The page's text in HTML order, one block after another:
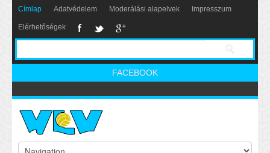
Címlap Adatvédelem Moderálási alapelvek Impresszum
Elérhetőségek
FACEBOOK